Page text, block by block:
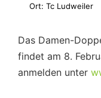
Ort: Tc Ludweiler
Das Damen-
findet am 8.
anmelden unter